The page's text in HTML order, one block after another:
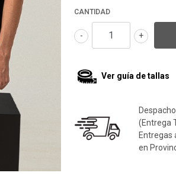
CANTIDAD
+
-
Ver guía de tallas
(Entrega
Entregas
en